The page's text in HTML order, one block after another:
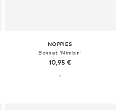
NOPPIES
Bonnet 'Nimbin'
10,95 €